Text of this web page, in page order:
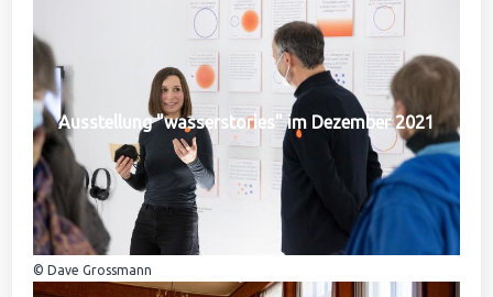
Ausstellung "wasserstories" im Dezember 2021
© Dave Grossmann